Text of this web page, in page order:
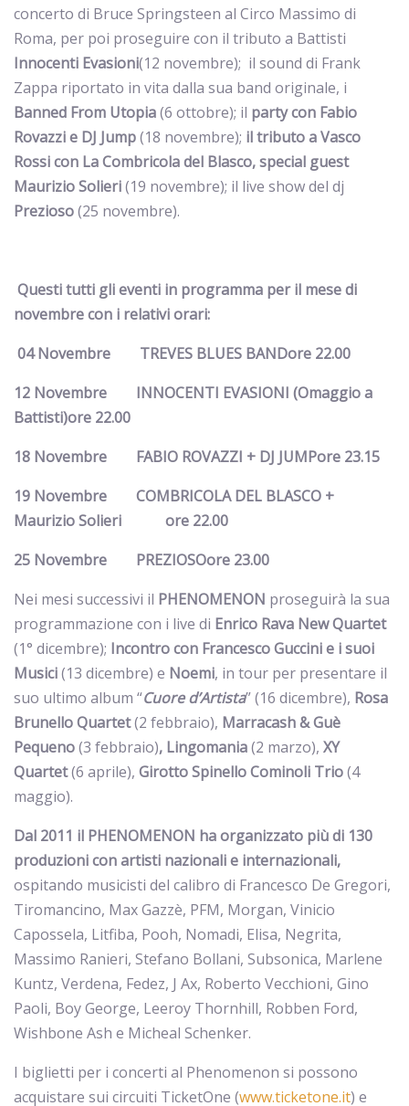
concerto di Bruce Springsteen al Circo Massimo di
Roma, per poi proseguire con il tributo a Battisti
Innocenti Evasioni(12 novembre); il sound di Frank
Zappa riportato in vita dalla sua band originale, i
Banned From Utopia(6 ottobre); il party con Fabio
Rovazzi e DJ Jump(18 novembre); il tributo a Vasco
Rossi con La Combricola del Blasco, special guest
Maurizio Solieri(19 novembre); il live show del dj
Prezioso(25 novembre).
Questi tutti gli eventi in programma per il mese di
novembre con i relativi orari:
04 Novembre TREVES BLUES BANDore 22.00
12 Novembre INNOCENTI EVASIONI (Omaggio a
Battisti)ore 22.00
18 Novembre FABIO ROVAZZI + DJ JUMPore 23.15
19 Novembre COMBRICOLA DEL BLASCO +
Maurizio Solieri ore 22.00
25 Novembre PREZIOSOore 23.00
Nei mesi successivi il PHENOMENON proseguirà la sua
programmazione con i live di Enrico Rava New Quartet
(1° dicembre); Incontro con Francesco Guccini e i suoi
Musici(13 dicembre) e Noemi, in tour per presentare il
suo ultimo album “Cuore d’Artista” (16 dicembre), Rosa
Brunello Quartet(2 febbraio), Marracash & Guè
Pequeno(3 febbraio), Lingomania(2 marzo), XY
Quartet(6 aprile), Girotto Spinello Cominoli Trio(4
maggio).
Dal 2011 il PHENOMENON ha organizzato più di 130
produzioni con artisti nazionali e internazionali,
ospitando musicisti del calibro di Francesco De Gregori,
Tiromancino, Max Gazzè, PFM, Morgan, Vinicio
Capossela, Litfiba, Pooh, Nomadi, Elisa, Negrita,
Massimo Ranieri, Stefano Bollani, Subsonica, Marlene
Kuntz, Verdena, Fedez, J Ax, Roberto Vecchioni, Gino
Paoli, Boy George, Leeroy Thornhill, Robben Ford,
Wishbone Ash e Micheal Schenker.
I biglietti per i concerti al Phenomenon si possono
acquistare sui circuiti TicketOne (www.ticketone.it) e